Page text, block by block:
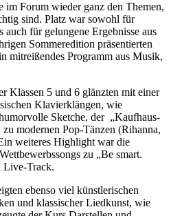
im Forum wieder ganz den Themen,
sind. Platz war sowohl für
für gelungene Ergebnisse aus
Sommeredition präsentierten
mitreißendes Programm aus Musik,
Klassen 5 und 6 glänzten mit einer
Klavierklängen, wie
Sketche, der „Kaufhaus-
modernen Pop-Tänzen (Rihanna,
weiteres Highlight war die
zu „Be smart.
Live-Track.
ebenso viel künstlerischen
und klassischer Liedkunst, wie